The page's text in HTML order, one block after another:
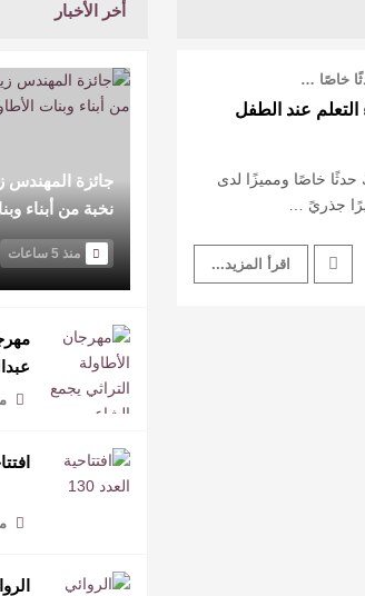
أخر الأخبار
جائزة المهندس
نخبة من أبناء
منذ 5 ساعات
خاصًا …
عند الطفل
خاصًا ومميزًا لدى
جذريً …
اقرأ المزيد...